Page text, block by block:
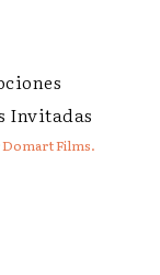
Invitadas
Domart Films.